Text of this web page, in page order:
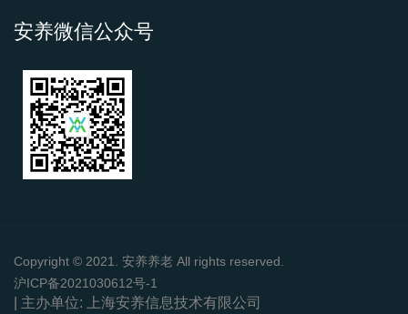
安养微信公众号
Copyright © 2021. 安养养老 All rights reserved.
沪ICP备2021030612号-1
| 主办单位: 上海安养信息技术有限公司